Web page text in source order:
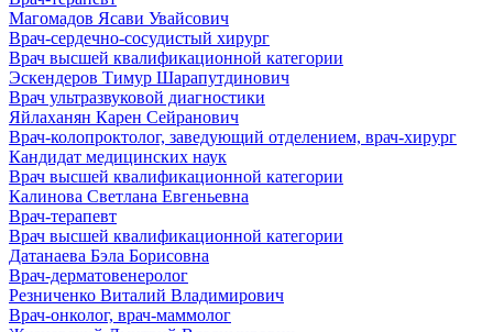
Магомадов Ясави Увайсович
Врач-сердечно-сосудистый хирург
Врач высшей квалификационной категории
Эскендеров Тимур Шарапутдинович
Врач ультразвуковой диагностики
Яйлаханян Карен Сейранович
Врач-колопроктолог, заведующий отделением, врач-хирург
Кандидат медицинских наук
Врач высшей квалификационной категории
Калинова Светлана Евгеньевна
Врач-терапевт
Врач высшей квалификационной категории
Датанаева Бэла Борисовна
Врач-дерматовенеролог
Резниченко Виталий Владимирович
Врач-онколог, врач-маммолог